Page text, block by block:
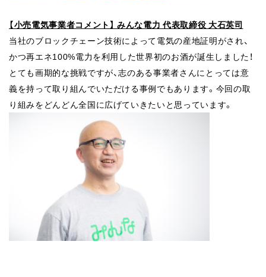
【小売電気事業者コメント】 みんな電力 代表取締役 大石英司
当社のブロックチェーン技術によって電気の産地証明がされ、
かつ再エネ100%電力を利用した世界初のお酒が誕生しました！
とても画期的な挑戦ですが、志のある事業者さんにとっては意
義を持って取り組んでいただける事例でもあります。今回の取
り組みをどんどん全国に広げていきたいと思っています。